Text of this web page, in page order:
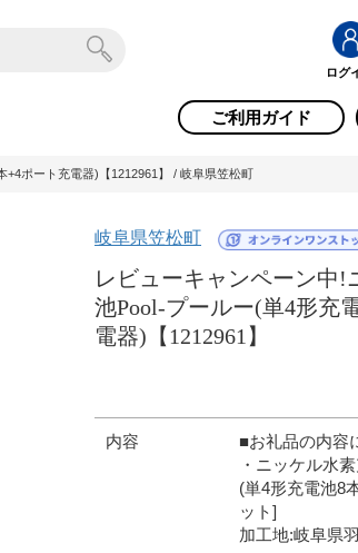
ログ
ご利用ガイド
ポート充電器)【1212961】 / 岐阜県笠松町
岐阜県笠松町
レビューキャンペーン中!
池Pool-プールー(単4形充
電器)【1212961】
内容
■お礼品の内容
・ニッケル水
(単4形充電池8
ット]
加工地:岐阜県